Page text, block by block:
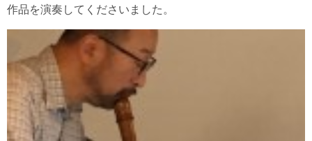
作品を演奏してくださいました。